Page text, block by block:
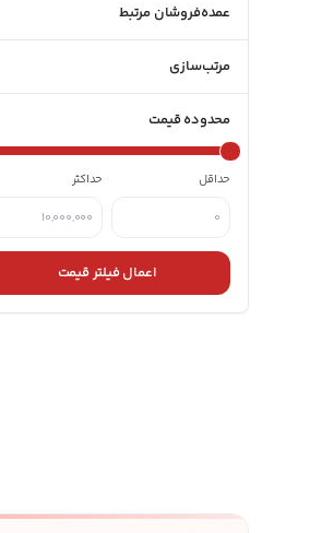
عمده‌فروشان مرتبط
مرتب‌سازی
محدوده قیمت
حداقل حداکثر
اعمال فیلتر قیمت